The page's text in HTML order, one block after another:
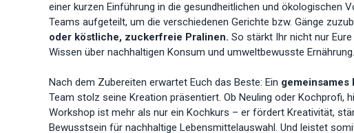
einer kurzen Einführung in die gesundheitlichen und ökologischen
Teams aufgeteilt, um die verschiedenen Gerichte bzw. Gänge
oder köstliche, zuckerfreie Pralinen.So stärkt Ihr nicht nur
Wissen über nachhaltigen Konsum und umweltbewusste Ernährung.
Nach dem Zubereiten erwartet Euch das Beste: Ein gemeinsames
Team stolz seine Kreation präsentiert. Ob Neuling oder Kochprofi,
Workshop ist mehr als nur ein Kochkurs – er fördert Kreativität,
Bewusstsein für nachhaltige Lebensmittelauswahl. Und leistet